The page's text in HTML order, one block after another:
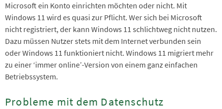
Microsoft ein Konto einrichten möchten oder nicht. Mit
Windows 11 wird es quasi zur Pflicht. Wer sich bei Microsoft
nicht registriert, der kann Windows 11 schlichtweg nicht nutzen.
Dazu müssen Nutzer stets mit dem Internet verbunden sein
oder Windows 11 funktioniert nicht. Windows 11 migriert mehr
zu einer ‘immer online’-Version von einem ganz einfachen
Betriebssystem.
Probleme mit dem Datenschutz